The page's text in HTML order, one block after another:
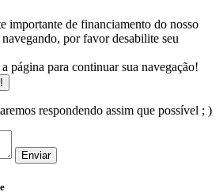
importante de financiamento do nosso
por favor desabilite seu
página para continuar sua navegação!
respondendo assim que possível ; )
Enviar